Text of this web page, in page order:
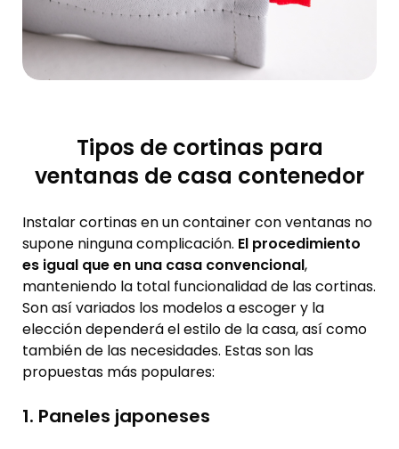
Tipos de cortinas para
ventanas de casa contenedor
Instalar cortinas en un container con ventanas no
supone ninguna complicación. El procedimiento
es igual que en una casa convencional,
manteniendo la total funcionalidad de las cortinas.
Son así variados los modelos a escoger y la
elección dependerá el estilo de la casa, así como
también de las necesidades. Estas son las
propuestas más populares:
1. Paneles japoneses